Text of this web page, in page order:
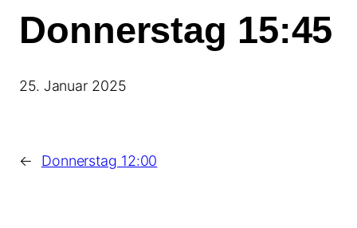
Donnerstag 15:45
25. Januar 2025
← Donnerstag 12:00